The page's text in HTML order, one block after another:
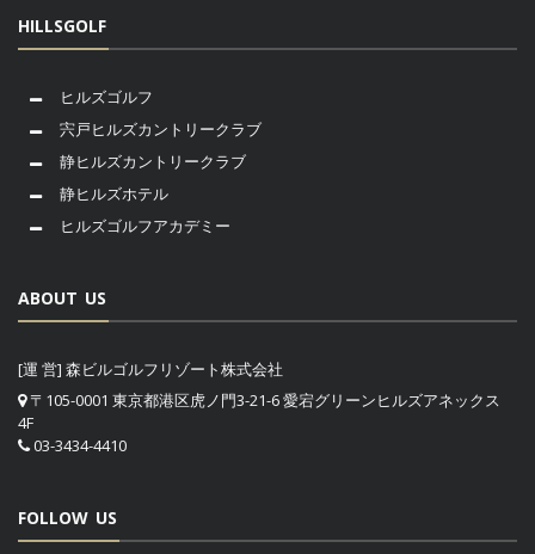
HILLSGOLF
ヒルズゴルフ
宍戸ヒルズカントリークラブ
静ヒルズカントリークラブ
静ヒルズホテル
ヒルズゴルフアカデミー
ABOUT US
[運 営] 森ビルゴルフリゾート株式会社
〒105-0001 東京都港区虎ノ門3-21-6 愛宕グリーンヒルズアネックス
4F
03-3434-4410
FOLLOW US